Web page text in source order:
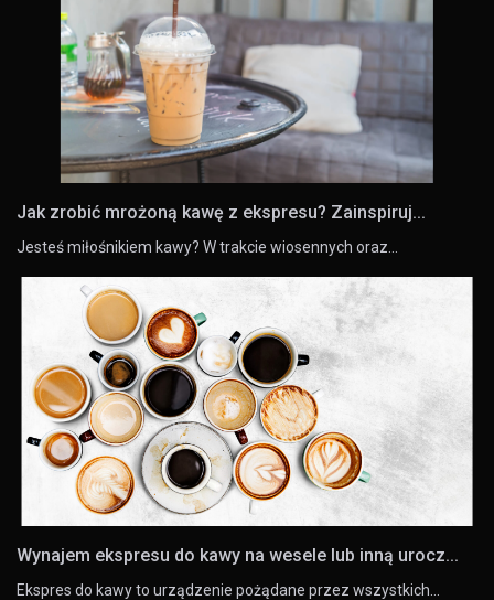
Jak zrobić mrożoną kawę z ekspresu? Zainspiruj...
Jesteś miłośnikiem kawy? W trakcie wiosennych oraz…
Wynajem ekspresu do kawy na wesele lub inną urocz...
Ekspres do kawy to urządzenie pożądane przez wszystkich…